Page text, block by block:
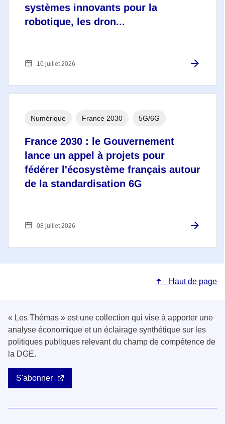
systèmes innovants pour la
robotique, les dron...
10 juillet 2026
France 2030 : le Gouvernement
lance un appel à projets pour
fédérer l'écosystème français autour
de la standardisation 6G
Numérique France 2030 5G/6G
08 juillet 2026
Haut de page
« Les Thémas » est une collection qui vise à apporter une
analyse économique et un éclairage synthétique sur les
politiques publiques relevant du champ de compétence de
la DGE.
S'abonner